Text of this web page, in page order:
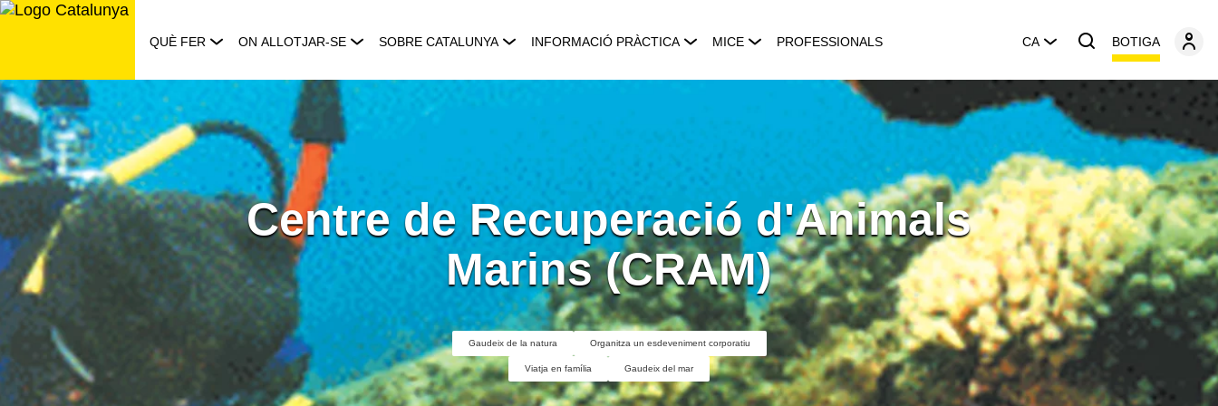
Saltar
QUÈ FER ON ALLOTJAR-SE SOBRE CATALUNYA INFORMACIÓ PRÀCTICA MICE PROFESSIONALS CA BOTIGA
Centre de Recuperació d'Animals
Marins (CRAM)
Gaudeix de la natura Organitza un esdeveniment corporatiu
Viatja en família Gaudeix del mar